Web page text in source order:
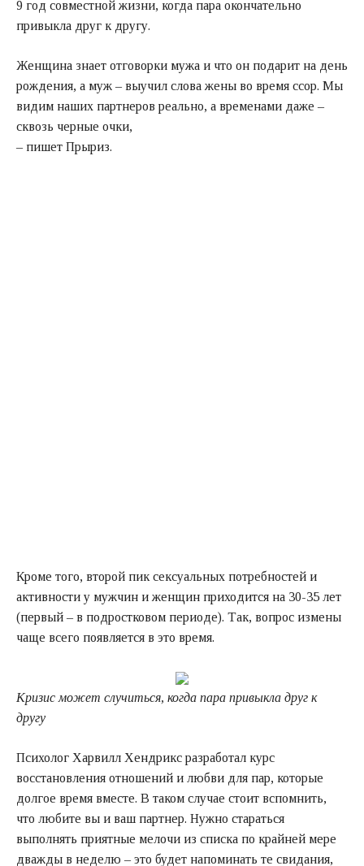
9 год совместной жизни, когда пара окончательно
привыкла друг к другу.
Женщина знает отговорки мужа и что он подарит на день
рождения, а муж – выучил слова жены во время ссор. Мы
видим наших партнеров реально, а временами даже –
сквозь черные очки,
– пишет Прыриз.
Кроме того, второй пик сексуальных потребностей и
активности у мужчин и женщин приходится на 30-35 лет
(первый – в подростковом периоде). Так, вопрос измены
чаще всего появляется в это время.
Кризис может случиться, когда пара привыкла друг к
другу
Психолог Харвилл Хендрикс разработал курс
восстановления отношений и любви для пар, которые
долгое время вместе. В таком случае стоит вспомнить,
что любите вы и ваш партнер. Нужно стараться
выполнять приятные мелочи из списка по крайней мере
дважды в неделю – это будет напоминать те свидания,